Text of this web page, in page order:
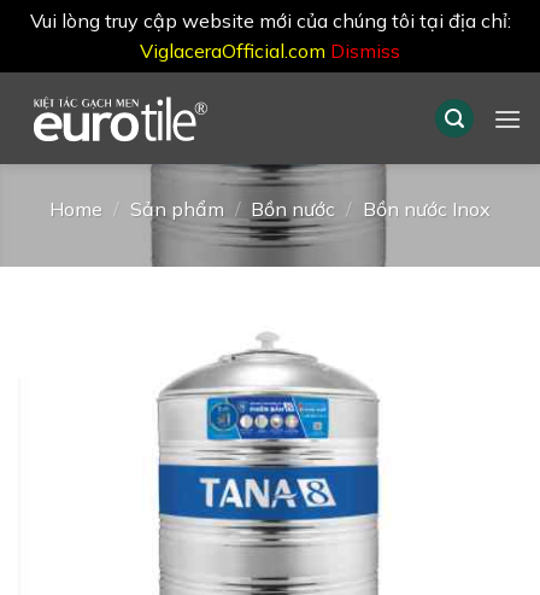
Vui lòng truy cập website mới của chúng tôi tại địa chỉ:
ViglaceraOfficial.com Dismiss
content
Home / Sản phẩm / Bồn nước / Bồn nước Inox